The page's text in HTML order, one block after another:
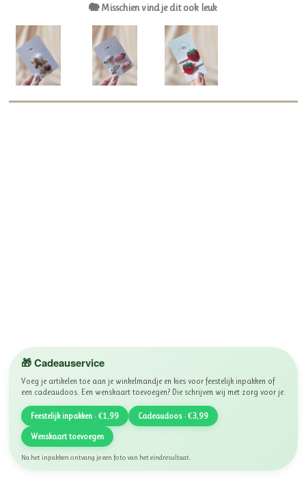
🐘 Misschien vind je dit ook leuk
🎁 Cadeauservice
Voeg je artikelen toe aan je winkelmandje en kies voor feestelijk inpakken of
een cadeaudoos. Een wenskaart toevoegen? Die schrijven wij met zorg voor je.
Feestelijk inpakken · €1,99 Cadeaudoos · €3,99
Wenskaart toevoegen
Na het inpakken ontvang je een foto van het eindresultaat.